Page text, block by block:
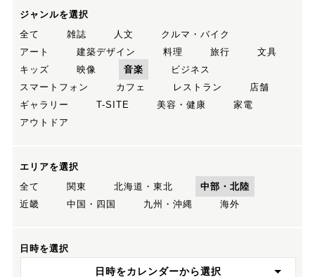
ジャンルを選択
全て
雑誌 人文
クルマ・バイク
アート
建築デザイン 料理 旅行
文具
キッズ
映像 音楽
ビジネス
スマートフォン
カフェ レストラン
店舗
ギャラリー
T-SITE 美容・健康
家電
アウトドア
エリアを選択
全て
関東 北海道・東北
中部・北陸
近畿
中国・四国 九州・沖縄 海外
日時を選択
日時をカレンダーから選択